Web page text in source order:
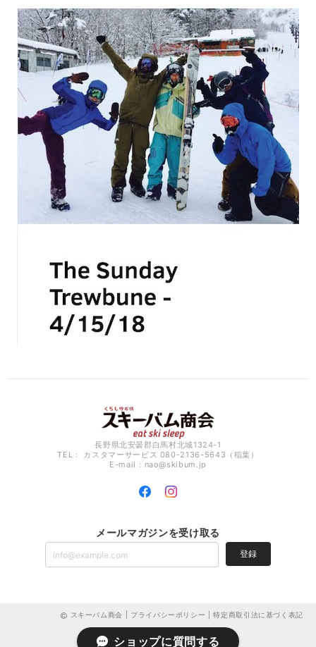
長野県北安曇郡白馬村北城1324-1
TEL： カスタマーサービス 080-2136-5643（稲葉）
E-mail： nao@skibum.jp
メールマガジンを受け取る
登録
スキーバム商会 | プライバシーポリシー |特定商取引法に基づく表記
ショップに質問する